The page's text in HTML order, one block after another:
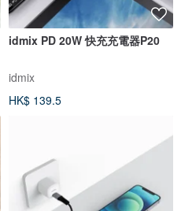
idmix PD 20W 快充充電器P20
idmix
HK$ 139.5